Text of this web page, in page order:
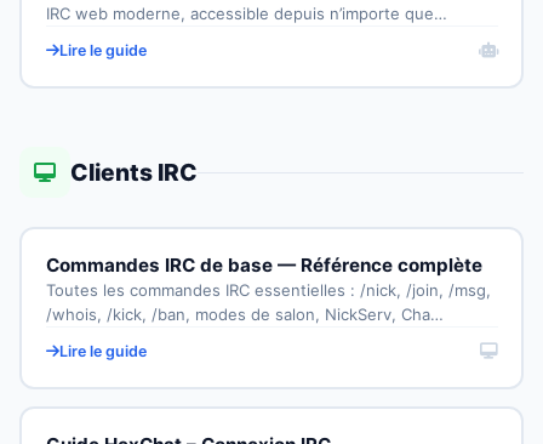
IRC web moderne, accessible depuis n’importe que…
Lire le guide
Clients IRC
Commandes IRC de base — Référence complète
Toutes les commandes IRC essentielles : /nick, /join, /msg,
/whois, /kick, /ban, modes de salon, NickServ, Cha…
Lire le guide